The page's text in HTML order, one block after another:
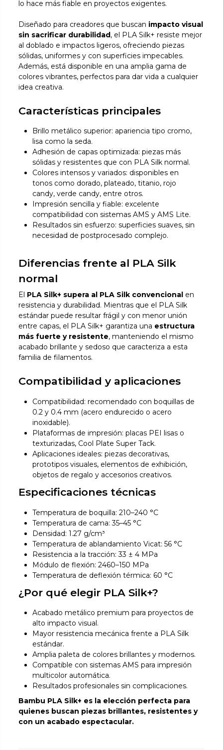
lo hace más fiable en proyectos exigentes.
Diseñado para creadores que buscan impacto visual
sin sacrificar durabilidad, el PLA Silk+ resiste mejor
al doblado e impactos ligeros, ofreciendo piezas
sólidas, uniformes y con superficies impecables.
Además, está disponible en una amplia gama de
colores vibrantes, perfectos para dar vida a cualquier
idea creativa.
Características principales
Brillo metálico superior: apariencia tipo cromo,
lisa como la seda.
Adhesión de capas optimizada: piezas más
sólidas y resistentes que con PLA Silk normal.
Colores intensos y variados: disponibles en
tonos como dorado, plateado, titanio, rojo
candy, verde candy, entre otros.
Impresión sencilla y fiable: excelente
compatibilidad con sistemas AMS y AMS Lite.
Resultados sin esfuerzo: superficies suaves, sin
necesidad de postprocesado complejo.
Diferencias frente al PLA Silk
normal
El PLA Silk+ supera al PLA Silk convencional en
resistencia y durabilidad. Mientras que el PLA Silk
estándar puede resultar frágil y con menor unión
entre capas, el PLA Silk+ garantiza una estructura
más fuerte y resistente, manteniendo el mismo
acabado brillante y sedoso que caracteriza a esta
familia de filamentos.
Compatibilidad y aplicaciones
Compatibilidad: recomendado con boquillas de
0.2 y 0.4 mm (acero endurecido o acero
inoxidable).
Plataformas de impresión: placas PEI lisas o
texturizadas, Cool Plate Super Tack.
Aplicaciones ideales: piezas decorativas,
prototipos visuales, elementos de exhibición,
objetos de regalo y accesorios creativos.
Especificaciones técnicas
Temperatura de boquilla: 210–240 °C
Temperatura de cama: 35–45 °C
Densidad: 1.27 g/cm³
Temperatura de ablandamiento Vicat: 56 °C
Resistencia a la tracción: 33 ± 4 MPa
Módulo de flexión: 2460–150 MPa
Temperatura de deflexión térmica: 60 °C
¿Por qué elegir PLA Silk+?
Acabado metálico premium para proyectos de
alto impacto visual.
Mayor resistencia mecánica frente a PLA Silk
estándar.
Amplia paleta de colores brillantes y modernos.
Compatible con sistemas AMS para impresión
multicolor automática.
Resultados profesionales sin complicaciones.
Bambu PLA Silk+ es la elección perfecta para
quienes buscan piezas brillantes, resistentes y
con un acabado espectacular.